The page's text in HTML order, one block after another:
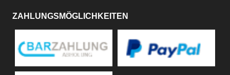
ZAHLUNGSMÖGLICHKEITEN